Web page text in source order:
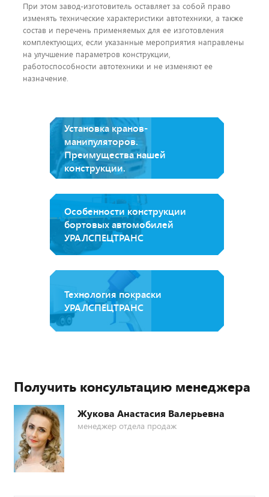
При этом завод-изготовитель оставляет за собой право
изменять технические характеристики автотехники, а также
состав и перечень применяемых для ее изготовления
комплектующих, если указанные мероприятия направлены
на улучшение параметров конструкции,
работоспособности автотехники и не изменяют ее
назначение.
Установка кранов-
манипуляторов.
Преимущества нашей
конструкции.
Особенности конструкции
бортовых автомобилей
УРАЛСПЕЦТРАНС
Технология покраски
УРАЛСПЕЦТРАНС
Получить консультацию менеджера
Жукова Анастасия Валерьевна
менеджер отдела продаж